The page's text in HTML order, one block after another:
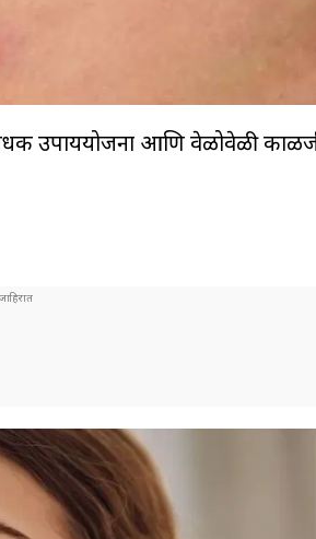
उपाययोजना आणि वेळोवेळी